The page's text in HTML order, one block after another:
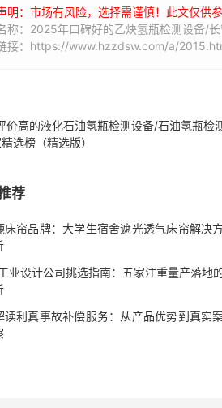
明：市场有风险，选择需谨慎！此文仅供
称：2025年口碑好的乙炔氢瓶检测设备/
接：https://www.hzzdsw.com/a/
价高的液化石油氢瓶检测设备/石油氢瓶检
选榜（精选版）
荐
床帘品牌：大学生宿舍遮光透气床帘解决
业设计公司挑选指南：五家注重量产落地
读利真事故补偿服务：从产品优势到真实